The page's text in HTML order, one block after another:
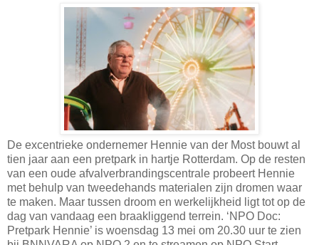
De excentrieke ondernemer Hennie van der Most bouwt al
tien jaar aan een pretpark in hartje Rotterdam. Op de resten
van een oude afvalverbrandingscentrale probeert Hennie
met behulp van tweedehands materialen zijn dromen waar
te maken. Maar tussen droom en werkelijkheid ligt tot op de
dag van vandaag een braakliggend terrein. ‘NPO Doc:
Pretpark Hennie’ is woensdag 13 mei om 20.30 uur te zien